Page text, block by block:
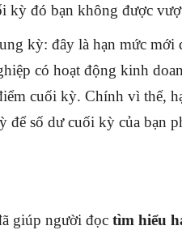
kỳ đó bạn không được
kỳ: đây là hạn mức mới
có hoạt động kinh
cuối kỳ. Chính vì thế,
để số dư cuối kỳ của bạn
giúp người đọc tìm hiểu